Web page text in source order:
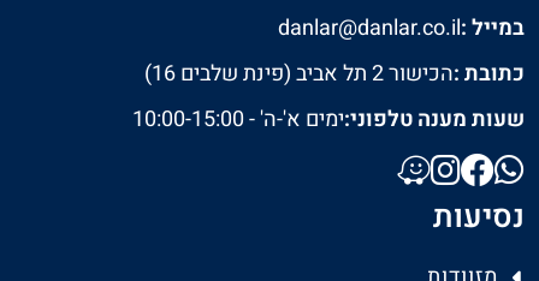
במייל :danlar@danlar.co.il
כתובת :הכישור 2 תל אביב (פינת שלבים 16)
שעות מענה טלפוני:ימים א'-ה' - 10:00-15:00
נסיעות